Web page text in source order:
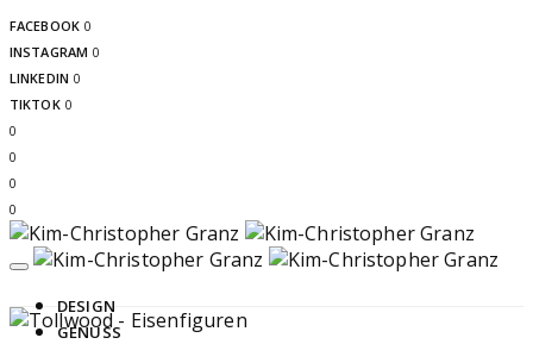
FACEBOOK 0
INSTAGRAM 0
LINKEDIN 0
TIKTOK 0
0
0
0
0
DESIGN
GENUSS